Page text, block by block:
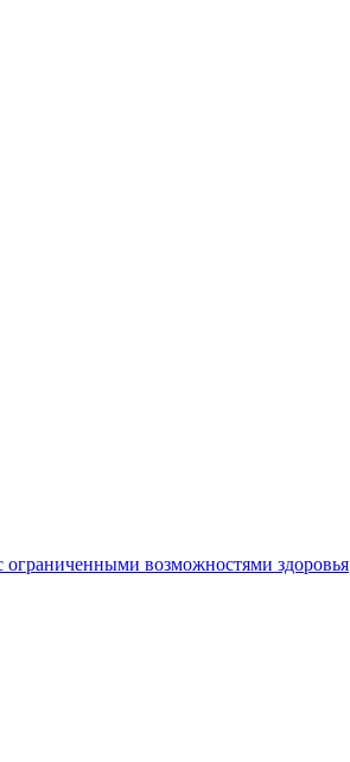
ограниченными возможностями здоровья